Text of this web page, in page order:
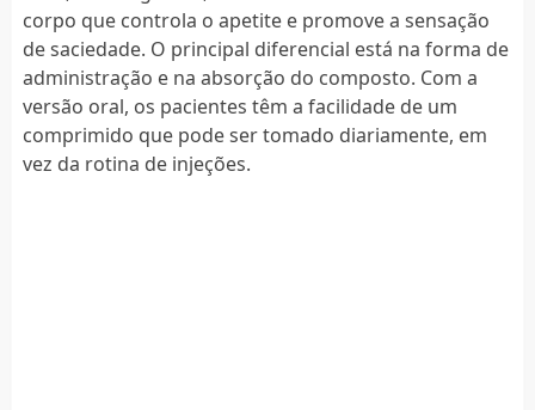
corpo que controla o apetite e promove a sensação
de saciedade. O principal diferencial está na forma de
administração e na absorção do composto. Com a
versão oral, os pacientes têm a facilidade de um
comprimido que pode ser tomado diariamente, em
vez da rotina de injeções.